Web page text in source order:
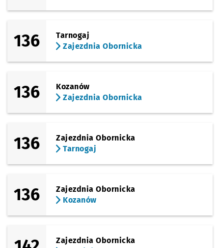
136
Tarnogaj
Zajezdnia Obornicka
136
Kozanów
Zajezdnia Obornicka
136
Zajezdnia Obornicka
Tarnogaj
136
Zajezdnia Obornicka
Kozanów
Zajezdnia Obornicka